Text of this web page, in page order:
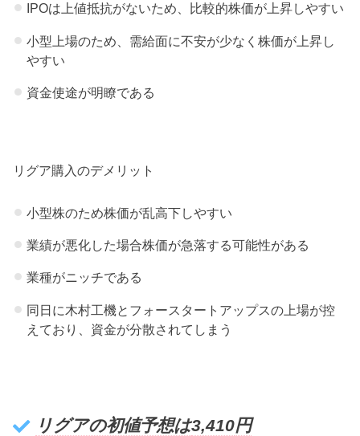
IPOは上値抵抗がないため、比較的株価が上昇しやすい
小型上場のため、需給面に不安が少なく株価が上昇し
やすい
資金使途が明瞭である
リグア購入のデメリット
小型株のため株価が乱高下しやすい
業績が悪化した場合株価が急落する可能性がある
業種がニッチである
同日に木村工機とフォースタートアップスの上場が控
えており、資金が分散されてしまう
リグアの初値予想は3,410円